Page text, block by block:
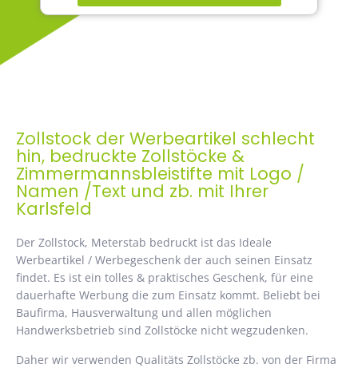
Zollstock der Werbeartikel schlecht
hin, bedruckte Zollstöcke &
Zimmermannsbleistifte mit Logo /
Namen /Text und zb. mit Ihrer
Karlsfeld
Der Zollstock, Meterstab bedruckt ist das Ideale
Werbeartikel / Werbegeschenk der auch seinen Einsatz
findet. Es ist ein tolles & praktisches Geschenk, für eine
dauerhafte Werbung die zum Einsatz kommt. Beliebt bei
Baufirma, Hausverwaltung und allen möglichen
Handwerksbetrieb sind Zollstöcke nicht wegzudenken.
Daher wir verwenden Qualitäts Zollstöcke zb. von der Firma